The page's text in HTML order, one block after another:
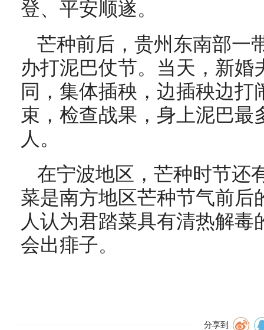
登、平安顺遂。
芒种前后，贵州东南部一
办打泥巴仗节。当天，新婚
同，集体插秧，边插秧边打
束，检查战果，身上泥巴最
人。
在宁波地区，芒种时节还
菜是南方地区芒种节气前后
人认为君踏菜具有清热解
会出痱子。
分享到